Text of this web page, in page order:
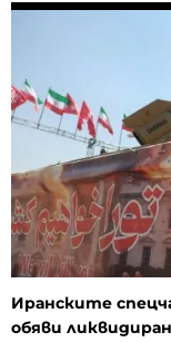
Иранските
обяви